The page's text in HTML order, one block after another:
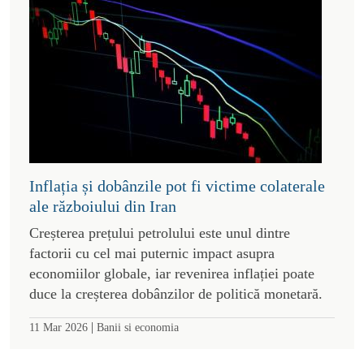
Inflația și dobânzile pot fi victime colaterale
ale războiului din Iran
Creșterea prețului petrolului este unul dintre
factorii cu cel mai puternic impact asupra
economiilor globale, iar revenirea inflației poate
duce la creșterea dobânzilor de politică monetară.
11 Mar 2026 | Banii si economia